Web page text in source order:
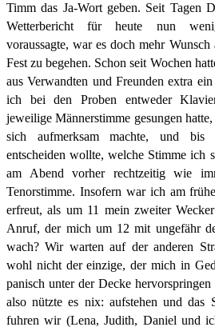
Timm das Ja-Wort geben. Seit Tagen
Wetterbericht für heute nun
voraussagte, war es doch mehr
Fest zu begehen. Schon seit Wochen
aus Verwandten und Freunden extra
ich bei den Proben entweder
jeweilige Männerstimme gesungen
sich aufmerksam machte, und
entscheiden wollte, welche Stimme ich
am Abend vorher rechtzeitig wie
Tenorstimme. Insofern war ich am
erfreut, als um 11 mein zweiter
Anruf, der mich um 12 mit ungefähr
wach? Wir warten auf der anderen
wohl nicht der einzige, der mich in
panisch unter der Decke
also nützte es nix: aufstehen und das
fuhren wir (Lena, Judith, Daniel und